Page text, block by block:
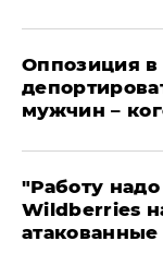
Оппозиция
мужчин –
"Работу
Wildberries